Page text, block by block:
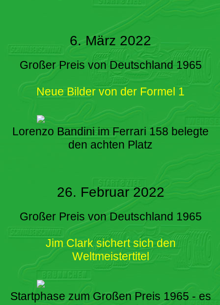
6. März 2022
Großer Preis von Deutschland 1965
Neue Bilder von der Formel 1
Lorenzo Bandini im Ferrari 158 belegte
den achten Platz
26. Februar 2022
Großer Preis von Deutschland 1965
Jim Clark sichert sich den
Weltmeistertitel
Startphase zum Großen Preis 1965 - es